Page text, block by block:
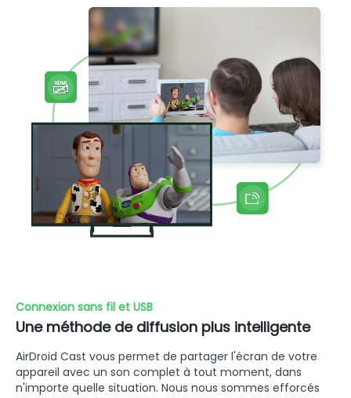
Connexion sans fil et USB
Une méthode de diffusion plus intelligente
AirDroid Cast vous permet de partager l'écran de votre
appareil avec un son complet à tout moment, dans
n'importe quelle situation. Nous nous sommes efforcés